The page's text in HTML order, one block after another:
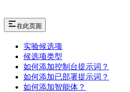
在此页面
实验候选项
候选项类型
如何添加控制台提示词？
如何添加已部署提示词？
如何添加智能体？